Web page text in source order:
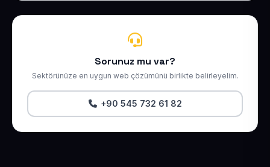
Sorunuz mu var?
Sektörünüze en uygun web çözümünü birlikte belirleyelim.
+90 545 732 61 82